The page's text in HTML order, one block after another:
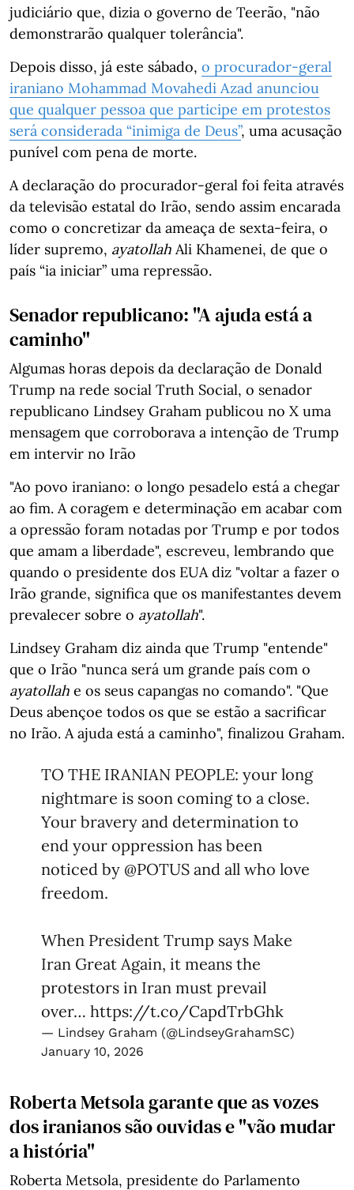
judiciário que, dizia o governo de Teerão, "não
demonstrarão qualquer tolerância".
Depois disso, já este sábado, o procurador-geral
iraniano Mohammad Movahedi Azad anunciou
que qualquer pessoa que participe em protestos
será considerada “inimiga de Deus”, uma acusação
punível com pena de morte.
A declaração do procurador-geral foi feita através
da televisão estatal do Irão, sendo assim encarada
como o concretizar da ameaça de sexta-feira, o
líder supremo, ayatollah Ali Khamenei, de que o
país “ia iniciar” uma repressão.
Senador republicano: "A ajuda está a
caminho"
Algumas horas depois da declaração de Donald
Trump na rede social Truth Social, o senador
republicano Lindsey Graham publicou no X uma
mensagem que corroborava a intenção de Trump
em intervir no Irão
"Ao povo iraniano: o longo pesadelo está a chegar
ao fim. A coragem e determinação em acabar com
a opressão foram notadas por Trump e por todos
que amam a liberdade", escreveu, lembrando que
quando o presidente dos EUA diz "voltar a fazer o
Irão grande, significa que os manifestantes devem
prevalecer sobre o ayatollah".
Lindsey Graham diz ainda que Trump "entende"
que o Irão "nunca será um grande país com o
ayatollah e os seus capangas no comando". "Que
Deus abençoe todos os que se estão a sacrificar
no Irão. A ajuda está a caminho", finalizou Graham.
TO THE IRANIAN PEOPLE: your long
nightmare is soon coming to a close.
Your bravery and determination to
end your oppression has been
noticed by @POTUS and all who love
freedom.
When President Trump says Make
Iran Great Again, it means the
protestors in Iran must prevail
over… https://t.co/CapdTrbGhk
— Lindsey Graham (@LindseyGrahamSC)
January 10, 2026
Roberta Metsola garante que as vozes
dos iranianos são ouvidas e"vão mudar
a história"
Roberta Metsola, presidente do Parlamento